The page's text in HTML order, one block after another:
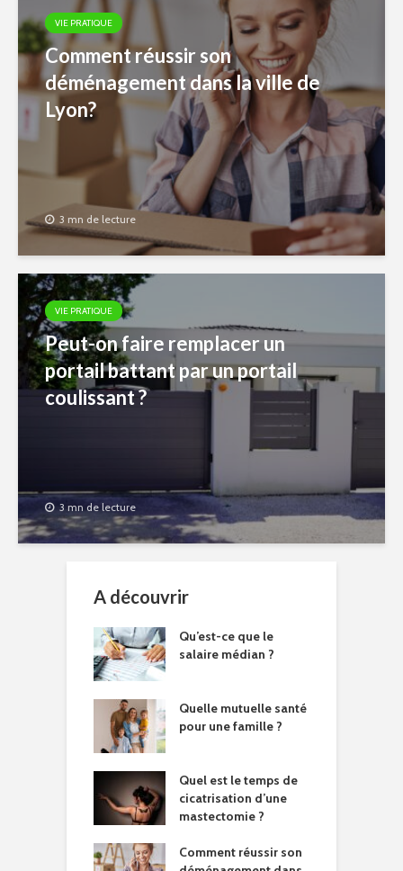
VIE PRATIQUE
Comment réussir son
déménagement dans la ville de
Lyon?
3 mn de lecture
VIE PRATIQUE
Peut-on faire remplacer un
portail battant par un portail
coulissant ?
3 mn de lecture
A découvrir
Qu’est-ce que le
salaire médian ?
Quelle mutuelle santé
pour une famille ?
Quel est le temps de
cicatrisation d’une
mastectomie ?
Comment réussir son